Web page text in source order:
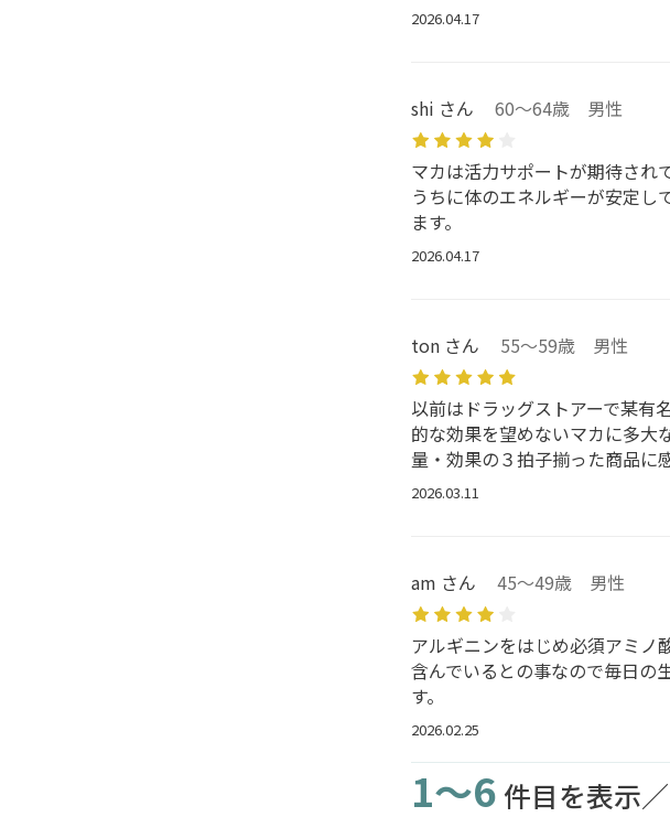
2026.04.17
shi さん 60～64歳 男性
マカは活力サポートが期待され
うちに体のエネルギーが安定し
ます。
2026.04.17
ton さん 55～59歳 男性
以前はドラッグストアーで某有
的な効果を望めないマカに多大
量・効果の３拍子揃った商品に
2026.03.11
am さん 45～49歳 男性
アルギニンをはじめ必須アミノ
含んでいるとの事なので毎日の
す。
2026.02.25
1～6 件目を表示／